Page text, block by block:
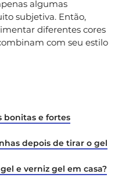
algumas
subjetiva. Então,
diferentes cores
com seu estilo
bonitas e fortes
depois de tirar o gel
e verniz gel em casa?